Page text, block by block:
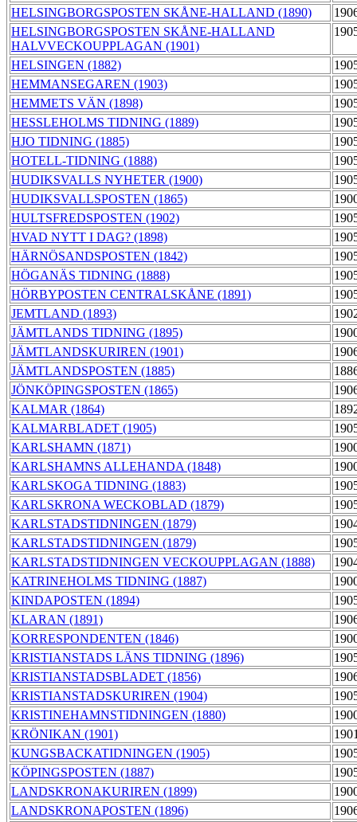
HELSINGBORGSPOSTEN SKÅNE-HALLAND (1890)
HELSINGBORGSPOSTEN SKÅNE-HALLAND
HALVVECKOUPPLAGAN (1901)
HELSINGEN (1882)
HEMMANSEGAREN (1903)
HEMMETS VÄN (1898)
HESSLEHOLMS TIDNING (1889)
HJO TIDNING (1885)
HOTELL-TIDNING (1888)
HUDIKSVALLS NYHETER (1900)
HUDIKSVALLSPOSTEN (1865)
HULTSFREDSPOSTEN (1902)
HVAD NYTT I DAG? (1898)
HÄRNÖSANDSPOSTEN (1842)
HÖGANÄS TIDNING (1888)
HÖRBYPOSTEN CENTRALSKÅNE (1891)
JEMTLAND (1893)
JÄMTLANDS TIDNING (1895)
JÄMTLANDSKURIREN (1901)
JÄMTLANDSPOSTEN (1885)
JÖNKÖPINGSPOSTEN (1865)
KALMAR (1864)
KALMARBLADET (1905)
KARLSHAMN (1871)
KARLSHAMNS ALLEHANDA (1848)
KARLSKOGA TIDNING (1883)
KARLSKRONA WECKOBLAD (1879)
KARLSTADSTIDNINGEN (1879)
KARLSTADSTIDNINGEN (1879)
KARLSTADSTIDNINGEN VECKOUPPLAGAN (1888)
KATRINEHOLMS TIDNING (1887)
KINDAPOSTEN (1894)
KLARAN (1891)
KORRESPONDENTEN (1846)
KRISTIANSTADS LÄNS TIDNING (1896)
KRISTIANSTADSBLADET (1856)
KRISTIANSTADSKURIREN (1904)
KRISTINEHAMNSTIDNINGEN (1880)
KRÖNIKAN (1901)
KUNGSBACKATIDNINGEN (1905)
KÖPINGSPOSTEN (1887)
LANDSKRONAKURIREN (1899)
LANDSKRONAPOSTEN (1896)